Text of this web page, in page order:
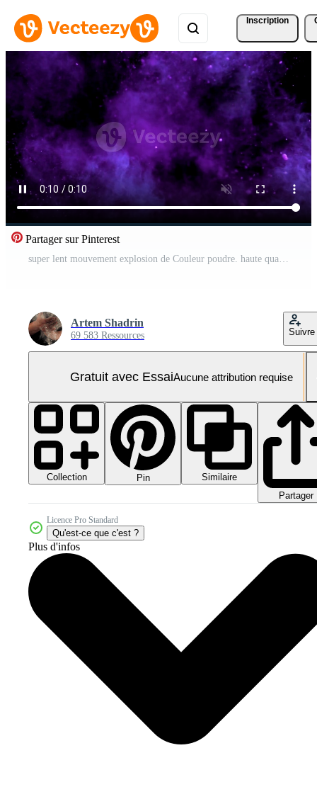
Inscription
Partager sur Pinterest
super lent mouvement explosion de Couleur poudre. haute qualité Full HD métrage Vidéo Pro
Artem Shadrin
69 583 Ressources Suivre
Gratuit avec EssaiAucune attribution requise
Collection Pin
Similaire
Partager
Licence Pro Standard
Qu'est-ce que c'est ?
Plus d'infos